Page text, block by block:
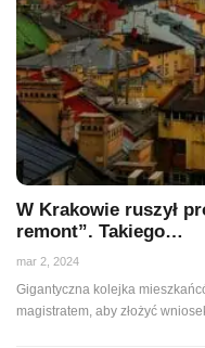
W Krakowie ruszył
remont”. Takiego…
mar 2, 2024
Gigantyczna kolejka
magistratem, aby złożyć